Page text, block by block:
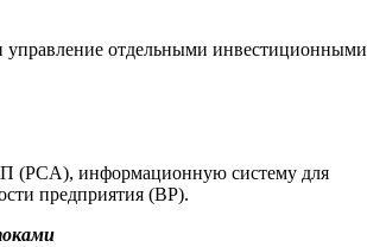
отдельными инвестиционными
(PCA), информационную систему для
предприятия (BP).